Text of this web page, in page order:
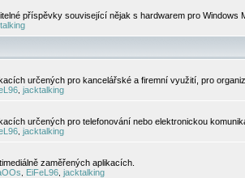
příspěvky související nějak s hardwarem pro Windows
určených pro kancelářské a firemní využití, pro
jacktalking
určených pro telefonování nebo elektronickou
jacktalking
zaměřených aplikacích.
EiFeL96 jacktalking